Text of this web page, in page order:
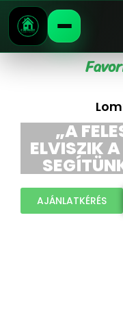
„A
ELVISZIK
AJÁNLATKÉRÉS